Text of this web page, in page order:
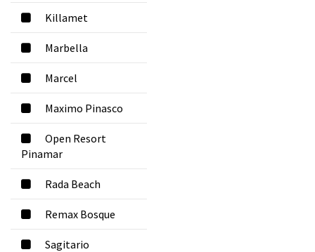
Killamet
Marbella
Marcel
Maximo Pinasco
Open Resort
Pinamar
Rada Beach
Remax Bosque
Sagitario